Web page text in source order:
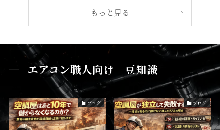
もっと見る
エアコン職人向け 豆知識
ブログ ブログ